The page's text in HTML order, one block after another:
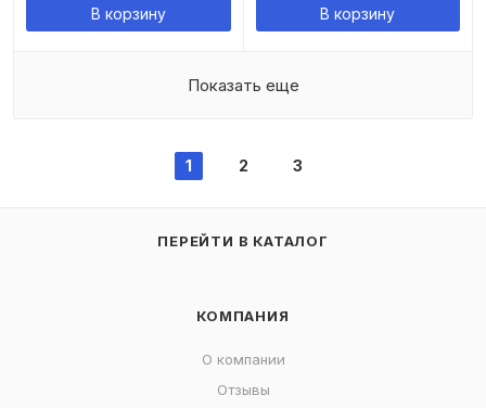
В корзину В корзину
Показать еще
1 2 3
ПЕРЕЙТИ В КАТАЛОГ
КОМПАНИЯ
О компании
Отзывы